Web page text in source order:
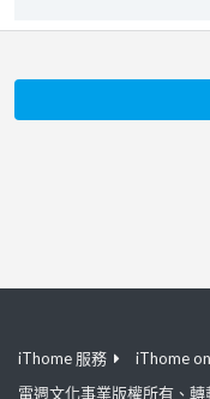
iThome 服務 iThome
電週文化事業版權所有、